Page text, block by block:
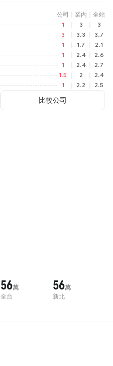
公司 業內
全站
1 3
3
3 3.3
3.7
1 1.7
2.1
1 2.4
2.6
1 2.4
2.7
1.5 2
2.4
1 2.2 2.5
比較公司
56萬
全台
56萬
新北